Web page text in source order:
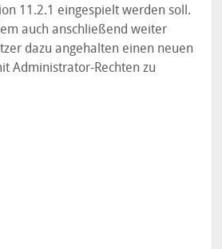
11.2.1 eingespielt werden soll.
auch anschließend weiter
dazu angehalten einen neuen
Administrator-Rechten zu